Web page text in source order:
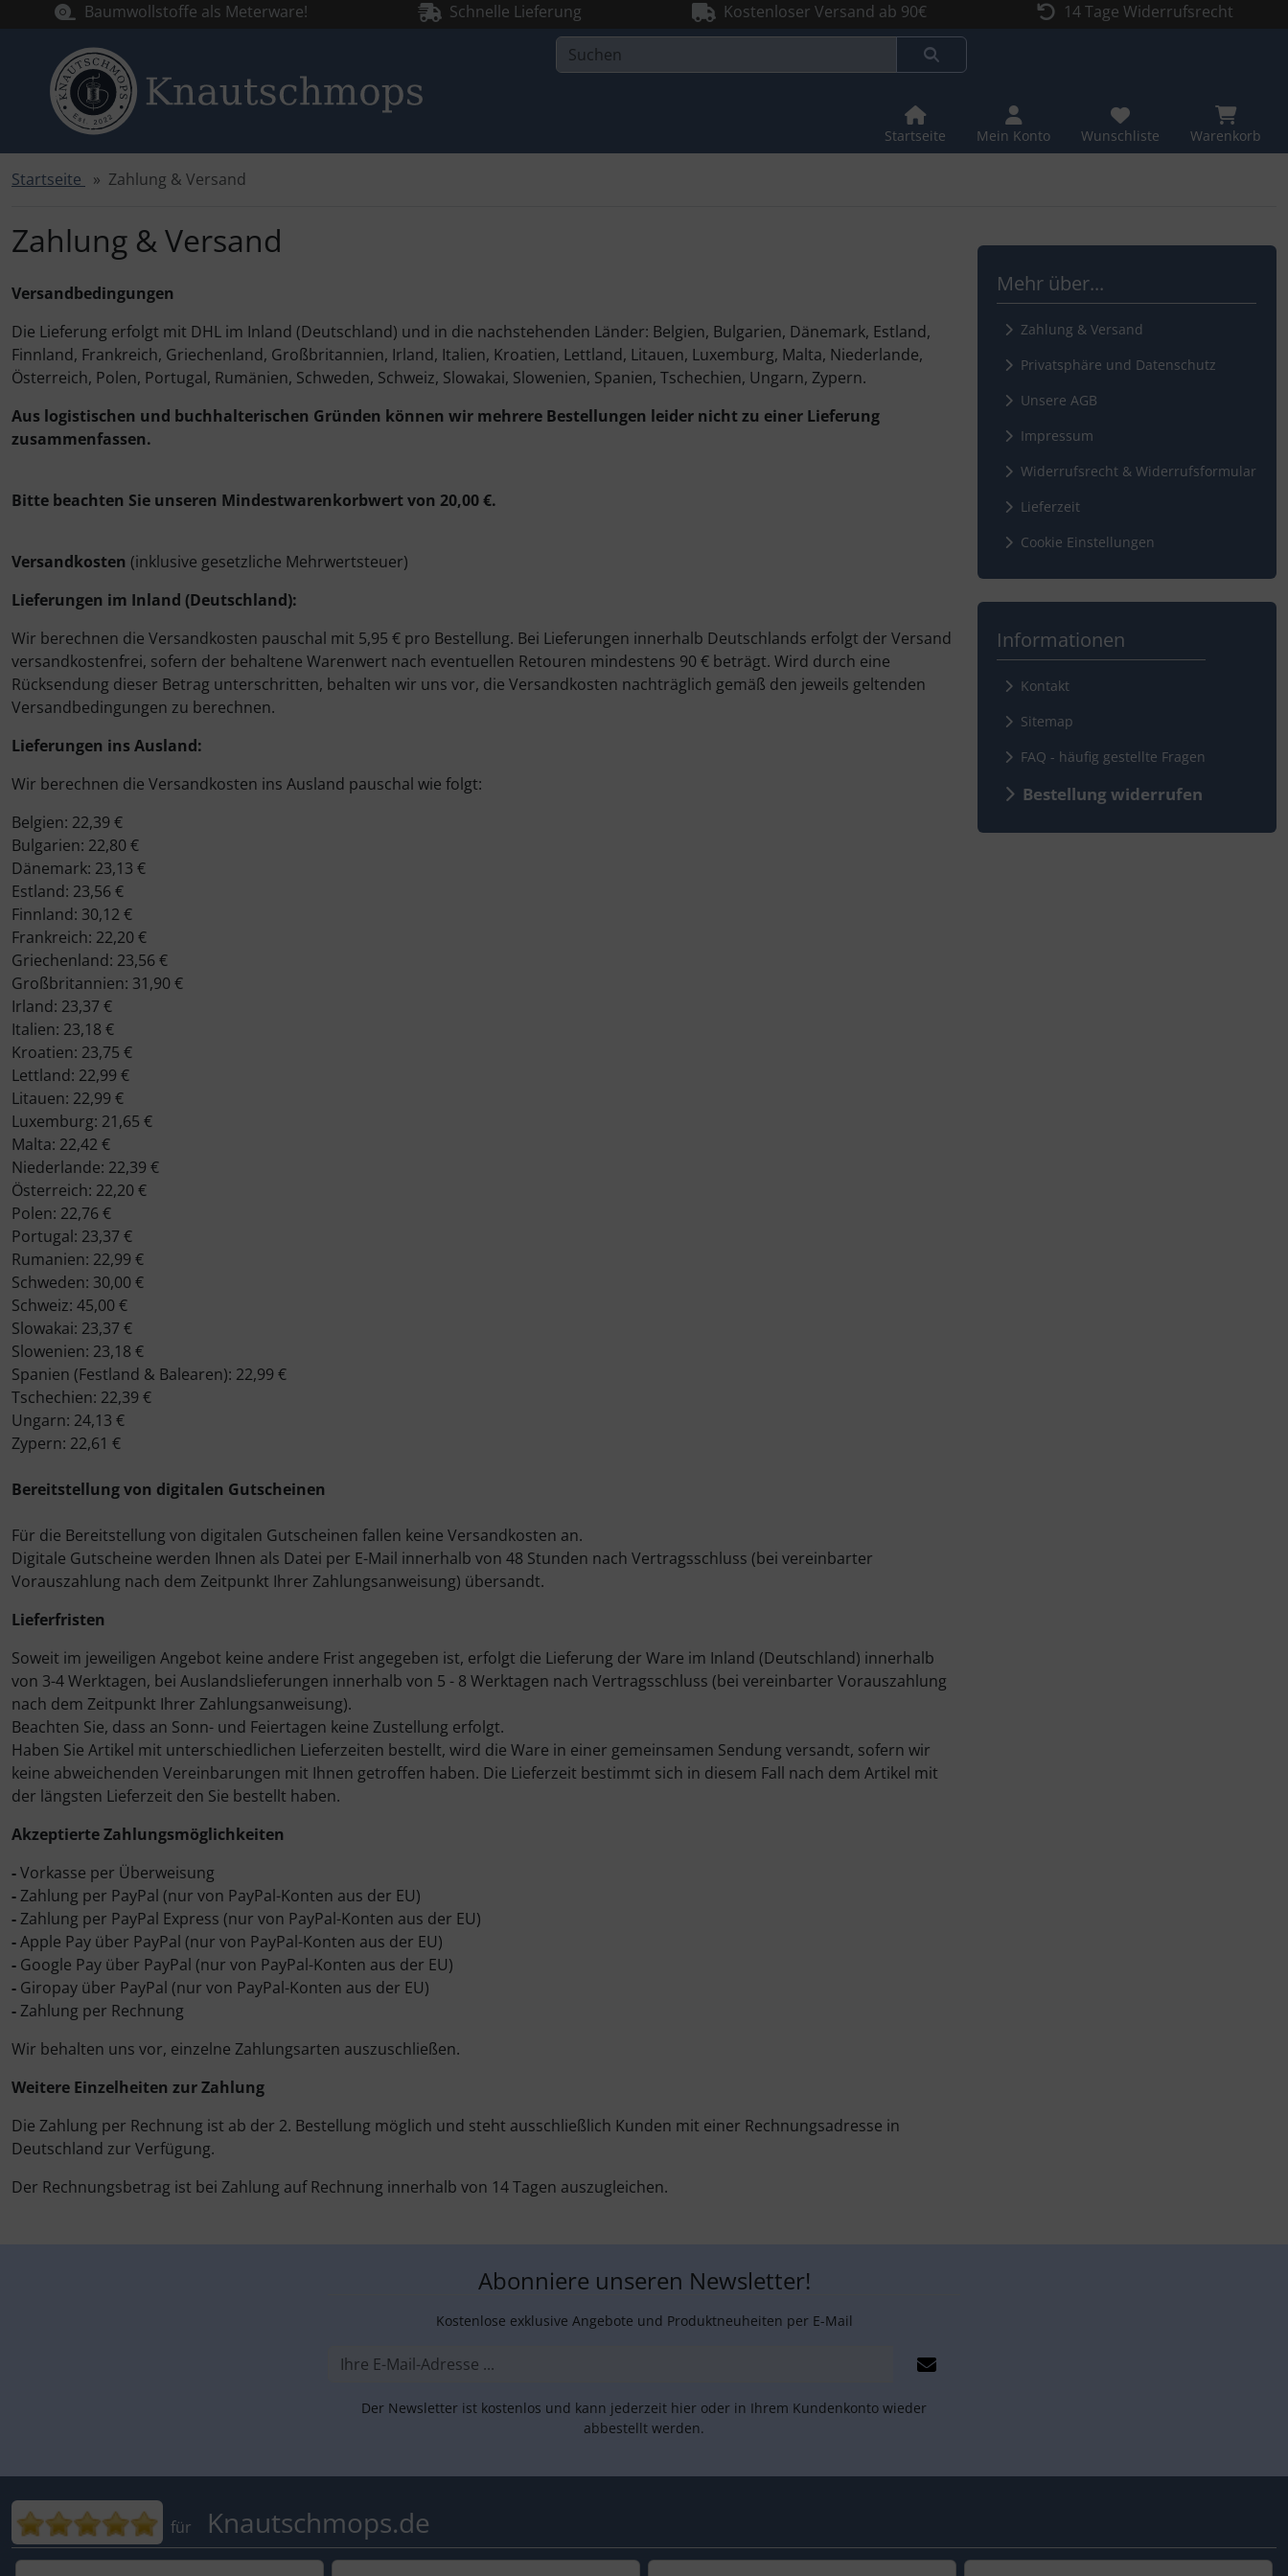
Sprungnavigation
Springe zur Navigation
Springe zum Inhalt
Springe zum Login-Button
Springe zum Button für Einstellungen
Springe zu den allgemeinen Informationen
Baumwollstoffe als Meterware! Schnelle Lieferung Kostenloser Versand ab 90€ 14 Tage Widerrufsrecht
Startseite Mein Konto Wunschliste Warenkorb
Startseite Zahlung & Versand
Zahlung & Versand
Versandbedingungen
Die Lieferung erfolgt mit DHL im Inland (Deutschland) und in die nachstehenden Länder: Belgien, Bulgarien, Dänemark, Estland,
Finnland, Frankreich, Griechenland, Großbritannien, Irland, Italien, Kroatien, Lettland, Litauen, Luxemburg, Malta, Niederlande,
Österreich, Polen, Portugal, Rumänien, Schweden, Schweiz, Slowakai, Slowenien, Spanien, Tschechien, Ungarn, Zypern.
Aus logistischen und buchhalterischen Gründen können wir mehrere Bestellungen leider nicht zu einer Lieferung
zusammenfassen.
Bitte beachten Sie unseren Mindestwarenkorbwert von 20,00 €.
Versandkosten (inklusive gesetzliche Mehrwertsteuer)
Lieferungen im Inland (Deutschland):
Wir berechnen die Versandkosten pauschal mit 5,95 € pro Bestellung. Bei Lieferungen innerhalb Deutschlands erfolgt der Versand
versandkostenfrei, sofern der behaltene Warenwert nach eventuellen Retouren mindestens 90 € beträgt. Wird durch eine
Rücksendung dieser Betrag unterschritten, behalten wir uns vor, die Versandkosten nachträglich gemäß den jeweils geltenden
Versandbedingungen zu berechnen.
Lieferungen ins Ausland:
Wir berechnen die Versandkosten ins Ausland pauschal wie folgt:
Belgien: 22,39 €
Bulgarien: 22,80 €
Dänemark: 23,13 €
Estland: 23,56 €
Finnland: 30,12 €
Frankreich: 22,20 €
Griechenland: 23,56 €
Großbritannien: 31,90 €
Irland: 23,37 €
Italien: 23,18 €
Kroatien: 23,75 €
Lettland: 22,99 €
Litauen: 22,99 €
Luxemburg: 21,65 €
Malta: 22,42 €
Niederlande: 22,39 €
Österreich: 22,20 €
Polen: 22,76 €
Portugal: 23,37 €
Rumanien: 22,99 €
Schweden: 30,00 €
Schweiz: 45,00 €
Slowakai: 23,37 €
Slowenien: 23,18 €
Spanien (Festland & Balearen): 22,99 €
Tschechien: 22,39 €
Ungarn: 24,13 €
Zypern: 22,61 €
Bereitstellung von digitalen Gutscheinen
Für die Bereitstellung von digitalen Gutscheinen fallen keine Versandkosten an.
Digitale Gutscheine werden Ihnen als Datei per E-Mail innerhalb von 48 Stunden nach Vertragsschluss (bei vereinbarter
Vorauszahlung nach dem Zeitpunkt Ihrer Zahlungsanweisung) übersandt.
Lieferfristen
Soweit im jeweiligen Angebot keine andere Frist angegeben ist, erfolgt die Lieferung der Ware im Inland (Deutschland) innerhalb
von 3-4 Werktagen, bei Auslandslieferungen innerhalb von 5 - 8 Werktagen nach Vertragsschluss (bei vereinbarter Vorauszahlung
nach dem Zeitpunkt Ihrer Zahlungsanweisung).
Beachten Sie, dass an Sonn- und Feiertagen keine Zustellung erfolgt.
Haben Sie Artikel mit unterschiedlichen Lieferzeiten bestellt, wird die Ware in einer gemeinsamen Sendung versandt, sofern wir
keine abweichenden Vereinbarungen mit Ihnen getroffen haben. Die Lieferzeit bestimmt sich in diesem Fall nach dem Artikel mit
der längsten Lieferzeit den Sie bestellt haben.
Akzeptierte Zahlungsmöglichkeiten
-Vorkasse per Überweisung
-Zahlung per PayPal (nur von PayPal-Konten aus der EU)
-Zahlung per PayPal Express (nur von PayPal-Konten aus der EU)
-Apple Pay über PayPal (nur von PayPal-Konten aus der EU)
- Google Pay über PayPal (nur von PayPal-Konten aus der EU)
- Giropay über PayPal (nur von PayPal-Konten aus der EU)
-Zahlung per Rechnung
Wir behalten uns vor, einzelne Zahlungsarten auszuschließen.
Weitere Einzelheiten zur Zahlung
Die Zahlung per Rechnung ist ab der 2. Bestellung möglich und steht ausschließlich Kunden mit einer Rechnungsadresse in
Deutschland zur Verfügung.
Der Rechnungsbetrag ist bei Zahlung auf Rechnung innerhalb von 14 Tagen auszugleichen.
Mehr über...
Zahlung & Versand
Privatsphäre und Datenschutz
Unsere AGB
Impressum
Widerrufsrecht & Widerrufsformular
Lieferzeit
Cookie Einstellungen
Informationen
Kontakt
Sitemap
FAQ - häufig gestellte Fragen
Bestellung widerrufen
Abonniere unseren Newsletter!
Kostenlose exklusive Angebote und Produktneuheiten per E-Mail
Der Newsletter ist kostenlos und kann jederzeit hier oder in Ihrem Kundenkonto wieder
abbestellt werden.
Bewertungen für Knautschmops.de: 5,0 von 5 Sternen
für Knautschmops.de